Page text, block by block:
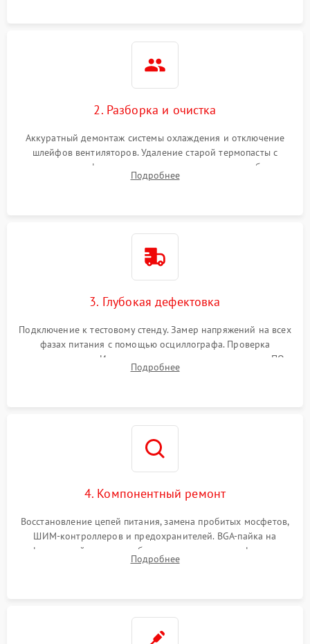
2. Разборка и очистка
Аккуратный демонтаж системы охлаждения и отключение
шлейфов вентиляторов. Удаление старой термопасты с
кристалла графического чипа и термопрокладок с банок
памяти и зоны VRM. Очистка платы от пыли и окислов.
Подробнее
3. Глубокая дефектовка
Подключение к тестовому стенду. Замер напряжений на всех
фазах питания с помощью осциллографа. Проверка
инициализации. Использование специализированного ПО
MATS
Подробнее
4. Компонентный ремонт
Восстановление цепей питания, замена пробитых мосфетов,
ШИМ-контроллеров и предохранителей. BGA-пайка на
инфракрасной станции реболлинг или замена графического
чипа и дефектной памяти GDDR. Прошивка BIOS
Подробнее